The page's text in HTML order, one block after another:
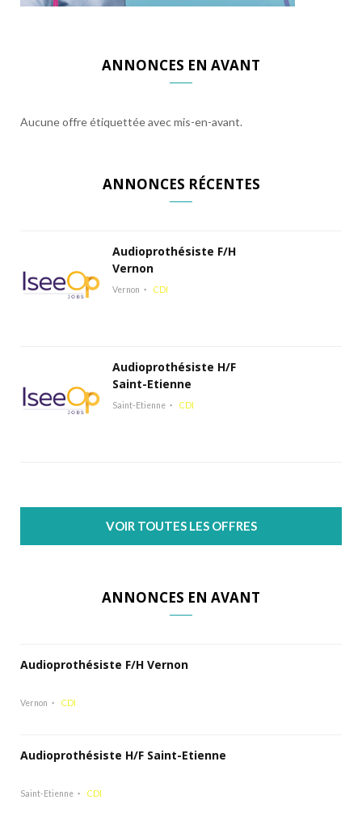
ANNONCES EN AVANT
Aucune offre étiquettée avec mis-en-avant.
ANNONCES RÉCENTES
Audioprothésiste F/H
Vernon
Vernon CDI
Audioprothésiste H/F
Saint-Etienne
Saint-Etienne CDI
VOIR TOUTES LES OFFRES
ANNONCES EN AVANT
Audioprothésiste F/H Vernon
Vernon CDI
Audioprothésiste H/F Saint-Etienne
Saint-Etienne CDI